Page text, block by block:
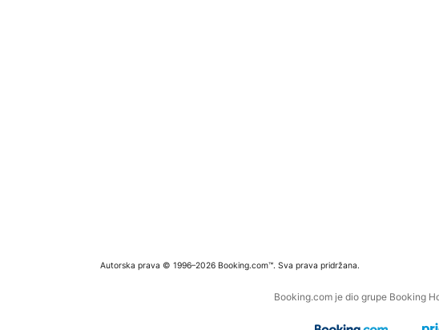
Autorska prava © 1996–2026 Booking.com™. Sva prava pridržana.
Booking.com je dio grupe Booking